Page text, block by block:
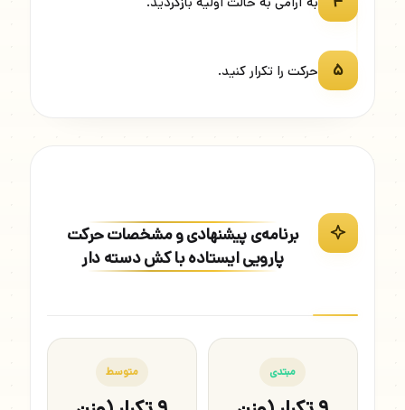
۵ حرکت را تکرار کنید.
برنامه‌ی پیشنهادی و مشخصات حرکت
پارویی ایستاده با کش دسته دار
مبتدی متوسط